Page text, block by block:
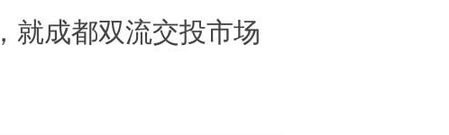
就成都双流交投市场